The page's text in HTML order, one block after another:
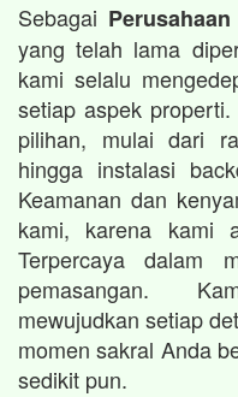
Sebagai
yang telah lama
kami selalu
setiap aspek
pilihan, mulai dari
hingga instalasi
Keamanan dan
kami, karena kami
Terpercaya dalam
pemasangan.
mewujudkan setiap
momen sakral Anda
sedikit pun.